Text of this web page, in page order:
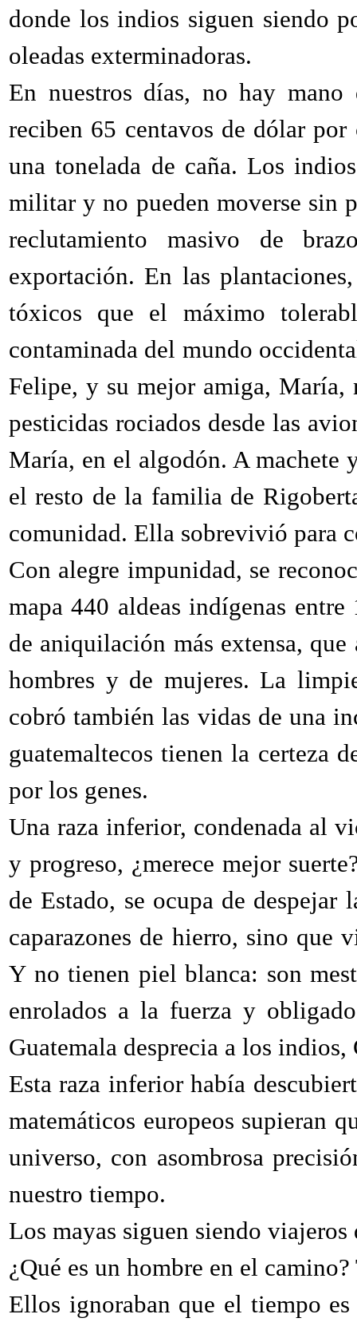
donde los indios siguen siendo
oleadas exterminadoras.
En nuestros días, no hay
reciben 65 centavos de dólar
una tonelada de caña. Los
militar y no pueden moverse sin
reclutamiento masivo de
exportación. En las
tóxicos que el máximo
contaminada del mundo
Felipe, y su mejor amiga, María,
pesticidas rociados desde las
María, en el algodón. A machete
el resto de la familia de
comunidad. Ella sobrevivió para
Con alegre impunidad, se
mapa 440 aldeas indígenas
de aniquilación más extensa,
hombres y de mujeres. La
cobró también las vidas de una
guatemaltecos tienen la certeza
por los genes.
Una raza inferior, condenada al
y progreso, ¿merece mejor
de Estado, se ocupa de despejar
caparazones de hierro, sino que
Y no tienen piel blanca: son
enrolados a la fuerza y
Guatemala desprecia a los indios,
Esta raza inferior había
matemáticos europeos supieran
universo, con asombrosa
nuestro tiempo.
Los mayas siguen siendo
¿Qué es un hombre en el
Ellos ignoraban que el tiempo